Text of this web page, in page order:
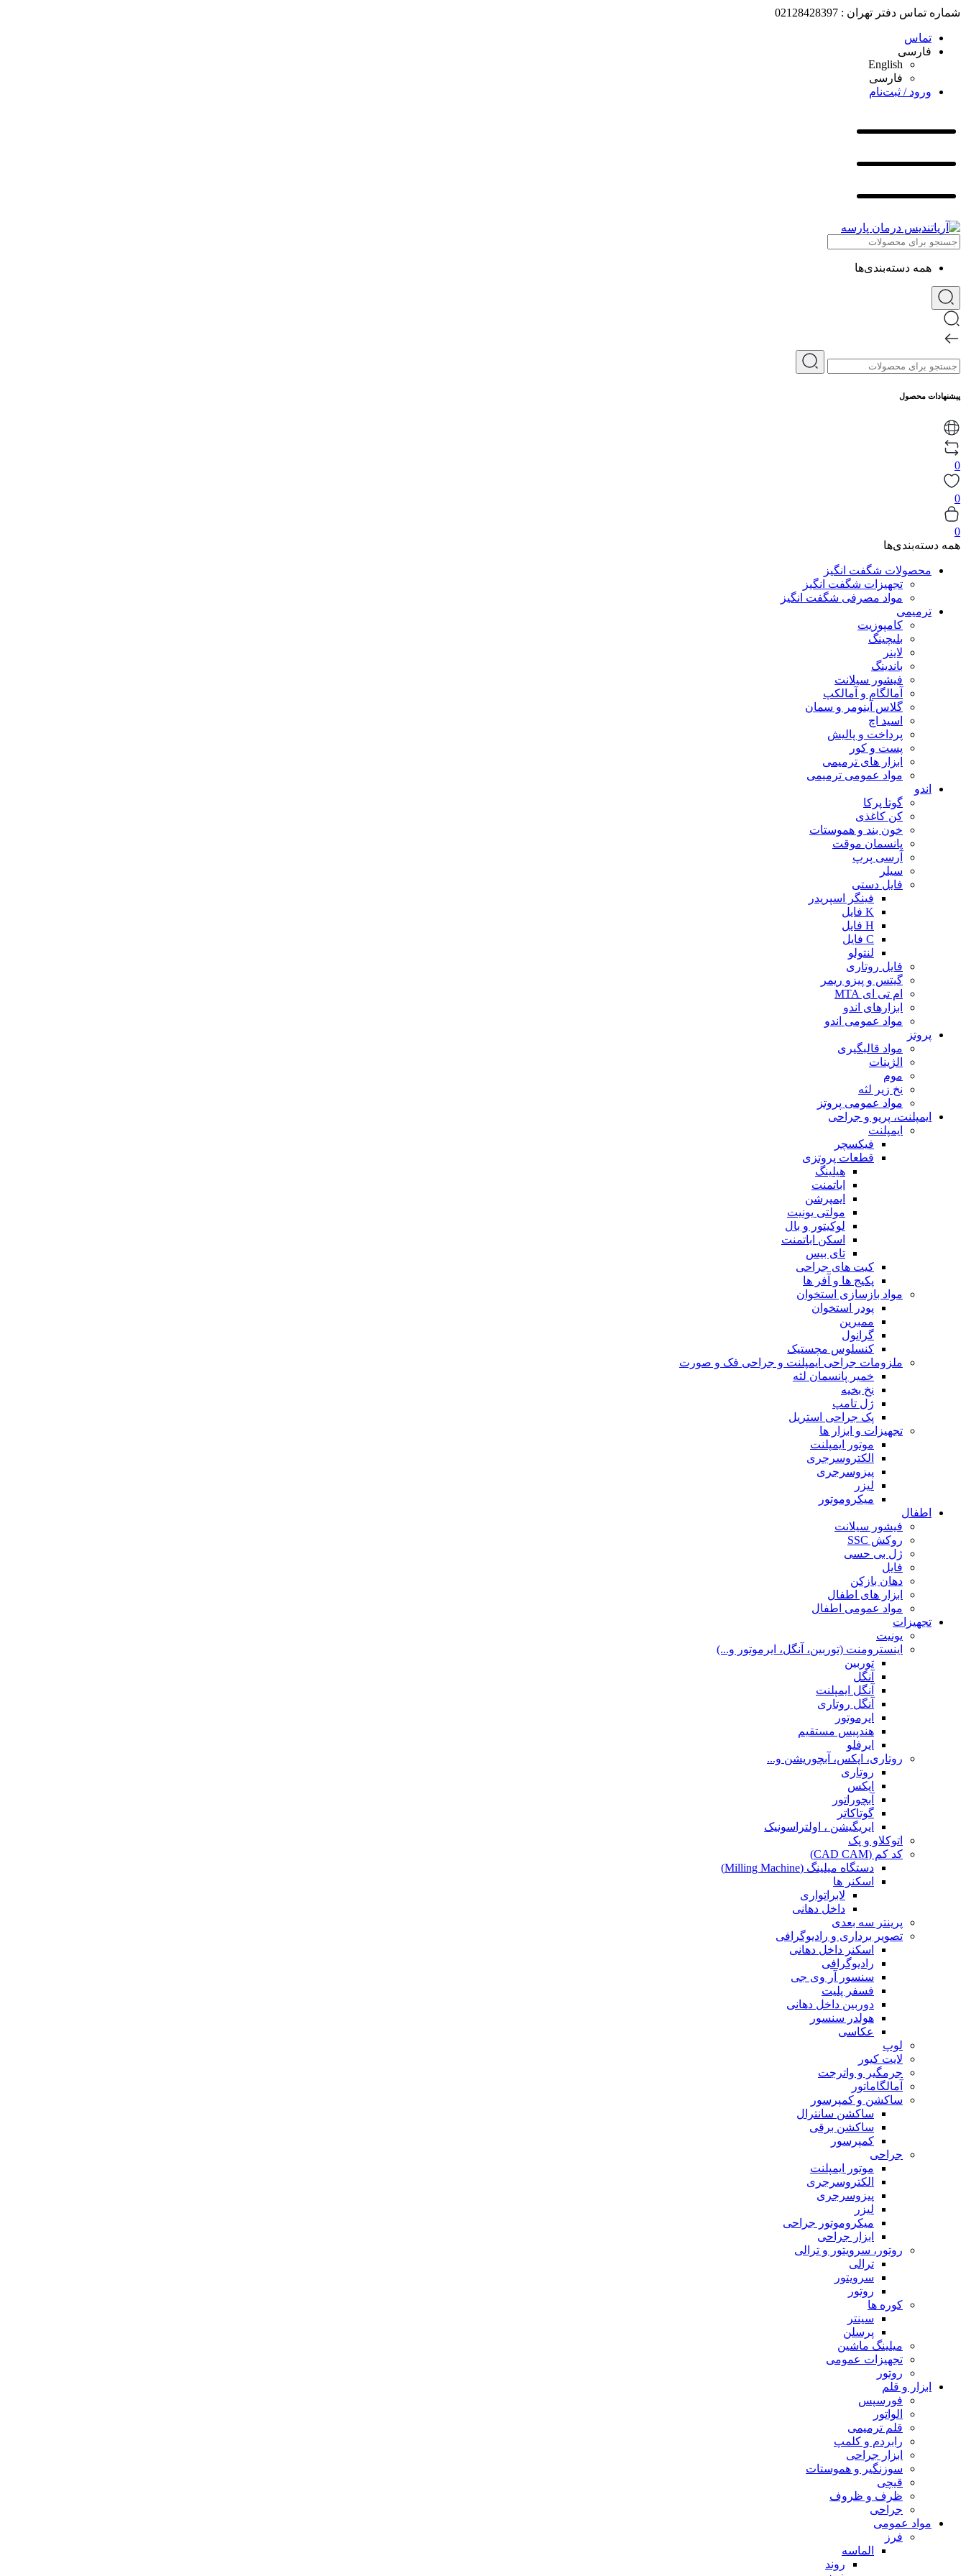
شماره تماس دفتر تهران : 02128428397
تماس
فارسی
English
فارسی
ورود / ثبت‌نام
همه دسته‌بندی‌ها
پیشنهادات محصول
0
0
0
همه دسته‌بندی‌ها
محصولات شگفت انگیز
تجهیزات شگفت انگیز
مواد مصرفی شگفت انگیز
ترمیمی
کامپوزیت
بلیچینگ
لاینر
باندینگ
فیشور سیلانت
آمالگام و آمالکپ
گلاس آینومر و سمان
اسید اچ
پرداخت و پالیش
پست و کور
ابزار های ترمیمی
مواد عمومی ترمیمی
اندو
گوتا پرکا
کن کاغذی
خون بند و هموستات
پانسمان موقت
آرسی پرپ
سیلر
فایل دستی
فینگر اسپریدر
K فایل
H فایل
C فایل
لنتولو
فایل روتاری
گیتس و پیزو ریمر
ام تی ای MTA
ابزارهای اندو
مواد عمومی اندو
پروتز
مواد قالبگیری
الژینات
موم
نخ زیر لثه
مواد عمومی پروتز
ایمپلنت، پریو و جراحی
ایمپلنت
فیکسچر
قطعات پروتزی
هیلینگ
اباتمنت
ایمپرشن
مولتی یونیت
لوکیتور و بال
اسکن اباتمنت
تای بیس
کیت های جراحی
پکیج ها و آفر ها
مواد بازسازی استخوان
پودر استخوان
ممبرین
گرانول
کنسلوس مچستیک
ملزومات جراحی ایمپلنت و جراحی فک و صورت
خمیر پانسمان لثه
نخ بخیه
ژل تامپ
پک جراحی استریل
تجهیزات و ابزار ها
موتور ایمپلنت
الکتروسرجری
پیزوسرجری
لیزر
میکروموتور
اطفال
فیشور سیلانت
روکش SSC
ژل بی حسی
فایل
دهان بازکن
ابزار های اطفال
مواد عمومی اطفال
تجهیزات
یونیت
اینسترومنت (توربین، آنگل، ایرموتور و...)
توربین
آنگل
آنگل ایمپلنت
آنگل روتاری
ایرموتور
هندپیس مستقیم
ایرفلو
روتاری، اپکس، آبچوریشن و...
روتاری
اپکس
آبچوراتور
گوتاکاتر
ایریگیشن ، اولتراسونیک
اتوکلاو و پک
کد کم (CAD CAM)
دستگاه میلینگ (Milling Machine)
اسکنر ها
لابراتواری
داخل دهانی
پرینتر سه بعدی
تصویر برداری و رادیوگرافی
اسکنر داخل دهانی
رادیوگرافی
سنسور آر وی جی
فسفر پلیت
دوربین داخل دهانی
هولدر سنسور
عکاسی
لوپ
لایت کیور
جرمگیر و واترجت
آمالگاماتور
ساکشن و کمپرسور
ساکشن سانترال
ساکشن برقی
کمپرسور
جراحی
موتور ایمپلنت
الکتروسرجری
پیزوسرجری
لیزر
میکروموتور جراحی
ابزار جراحی
روتور، سرویتور و ترالی
ترالی
سرویتور
روتور
کوره ها
سینتر
پرسلن
میلینگ ماشین
تجهیزات عمومی
روتور
ابزار و قلم
فورسپس
الواتور
قلم ترمیمی
رابردم و کلمپ
ابزار جراحی
سوزنگیر و هموستات
قیچی
ظرف و ظروف
جراحی
مواد عمومی
فرز
الماسه
روند